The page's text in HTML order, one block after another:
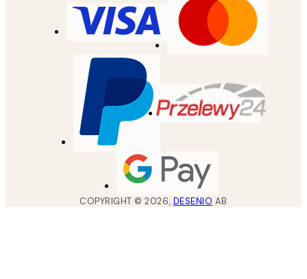
COPYRIGHT ©2026, DESENIO AB